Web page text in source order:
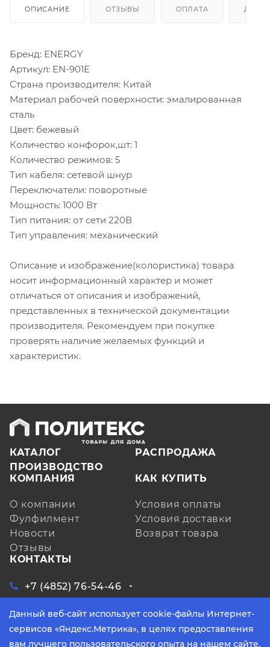
ОПИСАНИЕ ОТЗЫВЫ ОПЛАТА
Бренд: ENERGY
Артикул: EN-901E
Страна производителя: Китай
Материал рабочей поверхности: эмалированная
сталь
Цвет: бежевый
Количество конфорок,шт: 1
Количество режимов: 5
Тип кабеля: сетевой шнур
Переключатели: поворотные
Мощность: 1000 Вт
Тип питания: от сети 220В
Тип управления: механический
Описание и изображение(колористика) товара
носит информационный характер и может
отличаться от описания и изображений,
представленных в технической документации
производителя. Рекомендуем при покупке
проверять наличие желаемых функций и
характеристик.
КАТАЛОГ
РАСПРОДАЖА
ПРОИЗВОДСТВО
КОМПАНИЯ
О компании
Фулфилмент
Новости
Отзывы
КАК КУПИТЬ
Условия оплаты
Условия доставки
Возврат товара
КОНТАКТЫ
+7 (4852) 76-54-46
Ярославская обл, д. Кузнечиха, ул.
Индустриальная, д. 6, лит. А, оф. 3
Данный веб-сайт использует cookie-файлы Интернет-
сервисов «Яндекс.Метрика», в целях предоставления
вам лучшего пользовательского опыта на нашем сайте.